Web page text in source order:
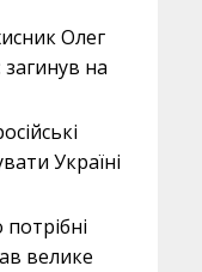
Олег
на
Україні
велике